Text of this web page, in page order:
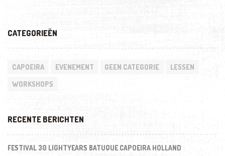
CATEGORIEËN
CAPOEIRA EVENEMENT GEEN CATEGORIE LESSEN
WORKSHOPS
RECENTE BERICHTEN
FESTIVAL 30 LIGHTYEARS BATUQUE CAPOEIRA HOLLAND